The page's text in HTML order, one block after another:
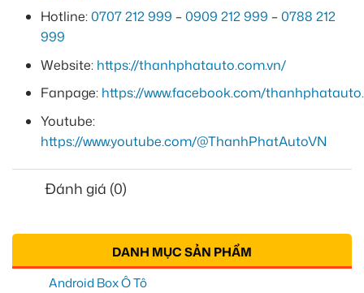
Hotline:0707 212 999 –0909 212 999 –0788 212
999
Website: https://thanhphatauto.com.vn/
Fanpage: https://www.facebook.com/
Youtube:
https://www.youtube.com/@ThanhPhatAutoVN
Đánh giá (0)
DANH MỤC SẢN PHẨM
Android Box Ô Tô